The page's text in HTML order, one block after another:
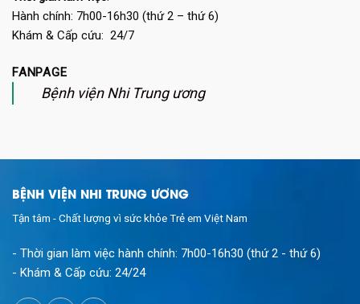
Hành chính: 7h00-16h30 (thứ 2 – thứ 6)
Khám & Cấp cứu: 24/7
FANPAGE
Bệnh viện Nhi Trung ương
BỆNH VIỆN NHI TRUNG ƯƠNG
Tận tâm - Chất lượng vì sức khỏe Trẻ em Việt Nam
- Thời gian làm việc hành chính: 7h00-16h30 (thứ 2 - thứ 6)
- Khám & Cấp cứu: 24/24